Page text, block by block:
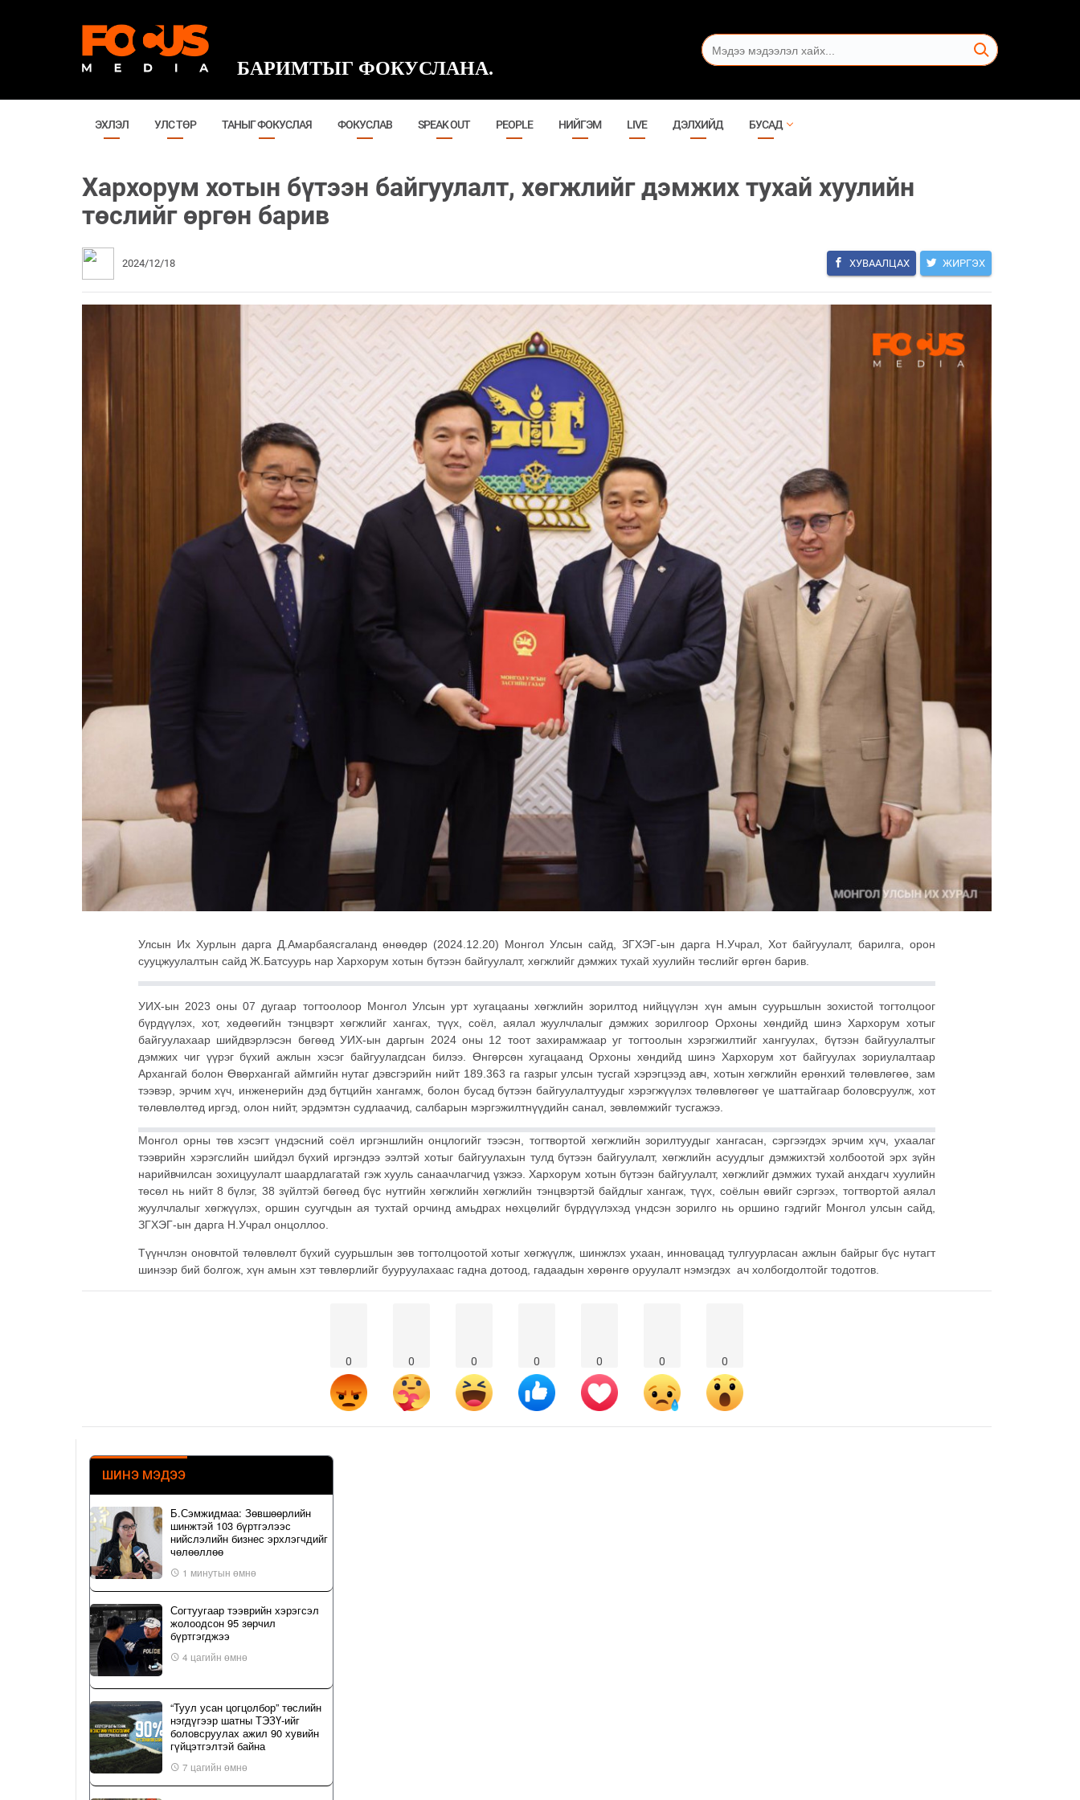
БАРИМТЫГ ФОКУСЛАНА.
ЭХЛЭЛ УЛС ТӨР ТАНЫГ ФОКУСЛАЯ ФОКУСЛАВ SPEAK OUT PEOPLE НИЙГЭМ LIVE ДЭЛХИЙД БУСАД
Хархорум хотын бүтээн байгуулалт, хөгжлийг дэмжих тухай хуулийн
төслийг өргөн барив
2024/12/18 ХУВААЛЦАХ ЖИРГЭХ
Улсын Их Хурлын дарга Д.Амарбаясгаланд өнөөдөр (2024.12.20) Монгол Улсын сайд, ЗГХЭГ-ын дарга Н.Учрал, Хот байгуулалт, барилга, орон
сууцжуулалтын сайд Ж.Батсуурь нар Хархорум хотын бүтээн байгуулалт, хөгжлийг дэмжих тухай хуулийн төслийг өргөн барив.
УИХ-ын 2023 оны 07 дугаар тогтоолоор Монгол Улсын урт хугацааны хөгжлийн зорилтод нийцүүлэн хүн амын суурьшлын зохистой тогтолцоог
бүрдүүлэх, хот, хөдөөгийн тэнцвэрт хөгжлийг хангах, түүх, соёл, аялал жуулчлалыг дэмжих зорилгоор Орхоны хөндийд шинэ Хархорум хотыг
байгуулахаар шийдвэрлэсэн бөгөөд УИХ-ын даргын 2024 оны 12 тоот захирамжаар уг тогтоолын хэрэгжилтийг хангуулах, бүтээн байгуулалтыг
дэмжих чиг үүрэг бүхий ажлын хэсэг байгуулагдсан билээ. Өнгөрсөн хугацаанд Орхоны хөндийд шинэ Хархорум хот байгуулах зориулалтаар
Архангай болон Өвөрхангай аймгийн нутаг дэвсгэрийн нийт 189.363 га газрыг улсын тусгай хэрэгцээд авч, хотын хөгжлийн ерөнхий төлөвлөгөө, зам
тээвэр, эрчим хүч, инженерийн дэд бүтцийн хангамж, болон бусад бүтээн байгуулалтуудыг хэрэгжүүлэх төлөвлөгөөг үе шаттайгаар боловсруулж, хот
төлөвлөлтөд иргэд, олон нийт, эрдэмтэн судлаачид, салбарын мэргэжилтнүүдийн санал, зөвлөмжийг тусгажээ.
Монгол орны төв хэсэгт үндэсний соёл иргэншлийн онцлогийг тээсэн, тогтвортой хөгжлийн зорилтуудыг хангасан, сэргээгдэх эрчим хүч, ухаалаг
тээврийн хэрэгслийн шийдэл бүхий иргэндээ ээлтэй хотыг байгуулахын тулд бүтээн байгуулалт, хөгжлийн асуудлыг дэмжихтэй холбоотой эрх зүйн
нарийвчилсан зохицуулалт шаардлагатай гэж хууль санаачлагчид үзжээ. Хархорум хотын бүтээн байгуулалт, хөгжлийг дэмжих тухай анхдагч хуулийн
төсөл нь нийт 8 бүлэг, 38 зүйлтэй бөгөөд бүс нутгийн хөгжлийн хөгжлийн тэнцвэртэй байдлыг хангаж, түүх, соёлын өвийг сэргээх, тогтвортой аялал
жуулчлалыг хөгжүүлэх, оршин суугчдын ая тухтай орчинд амьдрах нөхцөлийг бүрдүүлэхэд үндсэн зорилго нь оршино гэдгийг Монгол улсын сайд,
ЗГХЭГ-ын дарга Н.Учрал онцоллоо.
Түүнчлэн оновчтой төлөвлөлт бүхий суурьшлын зөв тогтолцоотой хотыг хөгжүүлж, шинжлэх ухаан, инновацад тулгуурласан ажлын байрыг бүс нутагт
шинээр бий болгож, хүн амын хэт төвлөрлийг бууруулахаас гадна дотоод, гадаадын хөрөнгө оруулалт нэмэгдэх ач холбогдолтойг тодотгов.
0 0 0 0 0 0 0
ШИНЭ МЭДЭЭ
Б.Сэмжидмаа: Зөвшөөрлийн
шинжтэй 103 бүртгэлээс
нийслэлийн бизнес эрхлэгчдийг
чөлөөллөө
1 минутын өмнө
Согтуугаар тээврийн хэрэгсэл
жолоодсон 95 зөрчил
бүртгэгджээ
4 цагийн өмнө
“Туул усан цогцолбор” төслийн
нэгдүгээр шатны ТЭЗҮ-ийг
боловсруулах ажил 90 хувийн
гүйцэтгэлтэй байна
7 цагийн өмнө